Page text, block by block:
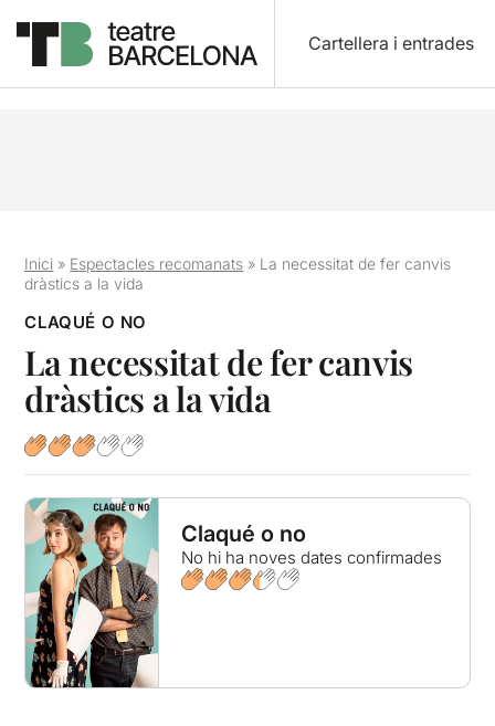
Cartellera i entrades
Inici » Espectacles recomanats » La necessitat de fer canvis
dràstics a la vida
CLAQUÉ O NO
La necessitat de fer canvis
dràstics a la vida
Claqué o no
No hi ha noves dates confirmades